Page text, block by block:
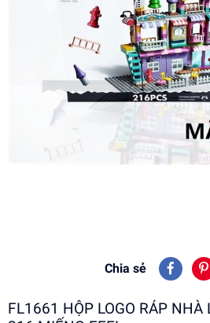
Chia sẻ
FL1661 HỘP LOGO RÁP NHÀ